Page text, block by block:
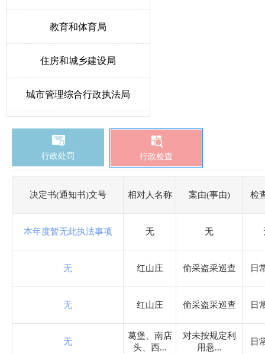
教育和体育局
住房和城乡建设局
城市管理综合行政执法局
人力资源和社会保障局
生态环境局唐县分局
卫生健康局
统计局
司法局
行政处罚 行政检查
决定书(通知书)文号 相对人名称 案由(事由) 检
本年度暂无此执法事项 无 无
无 红山庄 偷采盗采巡查 日
无 红山庄 偷采盗采巡查 日
无
葛堡、南店
头、西...
对未按规定利
用悬...
日